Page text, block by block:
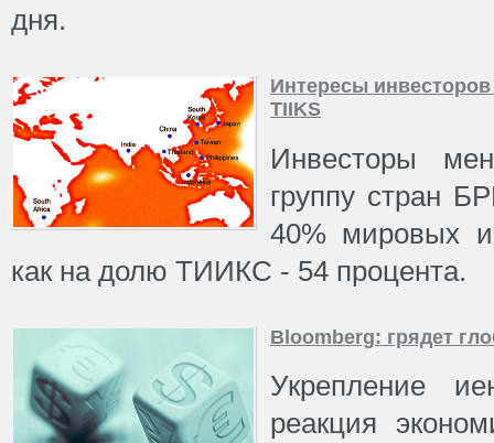
дня.
Интересы
TIIKS
Инвесторы
группу стран
40% мировых
как на долю ТИИКС - 54 процента.
Bloomberg: грядет
Укрепление
реакция